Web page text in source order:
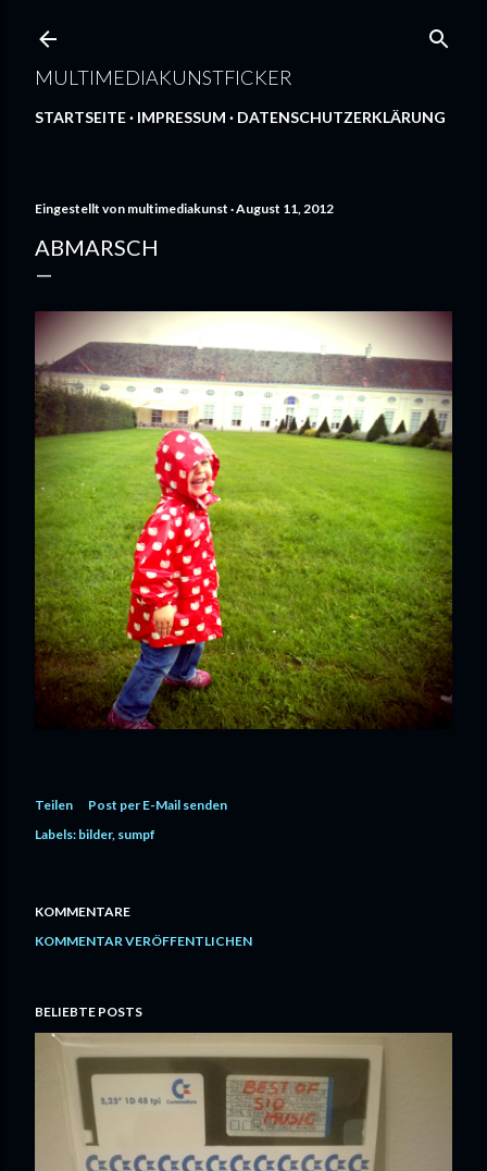
MULTIMEDIAKUNSTFICKER
STARTSEITE IMPRESSUM DATENSCHUTZERKLÄRUNG
Eingestellt von multimediakunst August 11, 2012
ABMARSCH
Teilen
Post per E-Mail senden
Labels: bilder sumpf
KOMMENTARE
KOMMENTAR VERÖFFENTLICHEN
BELIEBTE POSTS